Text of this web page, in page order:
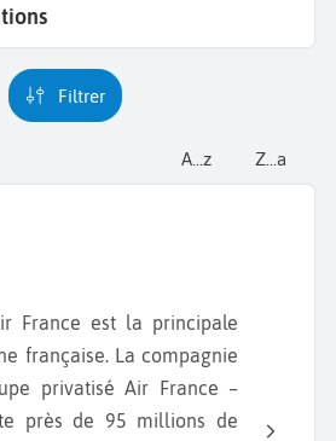
Filtrer
a...z z...a
française. La compagnie
privatisé Air France –
près de 95 millions de